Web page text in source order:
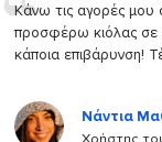
Σας ευχαριστώ
κάτι!